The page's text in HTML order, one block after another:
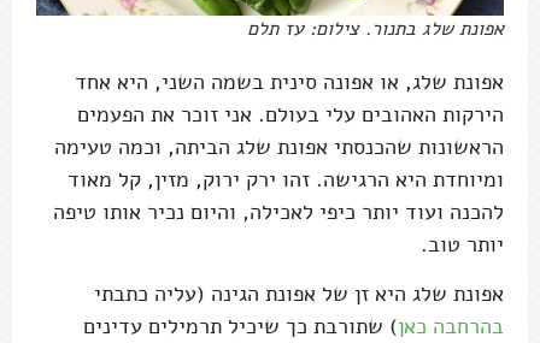
אפונת שלג בתנור. צילום: עז תלם
אפונת שלג, או אפונה סינית בשמה השני, היא אחד
הירקות האהובים עלי בעולם. אני זוכר את הפעמים
הראשונות שהכנסתי אפונת שלג הביתה, וכמה טעימה
ומיוחדת היא הרגישה. זהו ירק ירוק, מזין, קל מאוד
להכנה ועוד יותר כיפי לאכילה, והיום נכיר אותו טיפה
יותר טוב.
אפונת שלג היא זן של אפונת הגינה (עליה כתבתי
בהרחבה כאן) שתורבת כך שיכיל תרמילים עדינים